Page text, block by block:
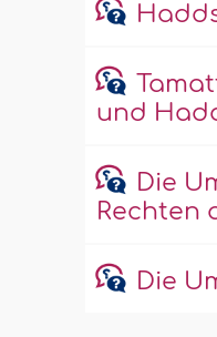
und
Die
Rechten
Die